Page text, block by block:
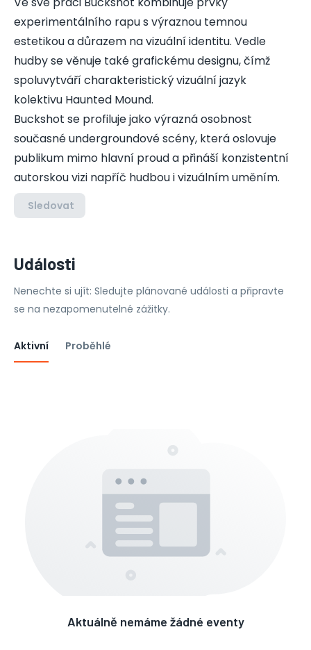
experimentálního rapu s výraznou temnou
estetikou a důrazem na vizuální identitu. Vedle
hudby se věnuje také grafickému designu, čímž
spoluvytváří charakteristický vizuální jazyk
kolektivu Haunted Mound.
Buckshot se profiluje jako výrazná osobnost
současné undergroundové scény, která oslovuje
publikum mimo hlavní proud a přináší konzistentní
autorskou vizi napříč hudbou i vizuálním uměním.
Sledovat
Události
Nenechte si ujít: Sledujte plánované události a připravte
se na nezapomenutelné zážitky.
Aktivní Proběhlé
Aktuálně nemáme žádné eventy